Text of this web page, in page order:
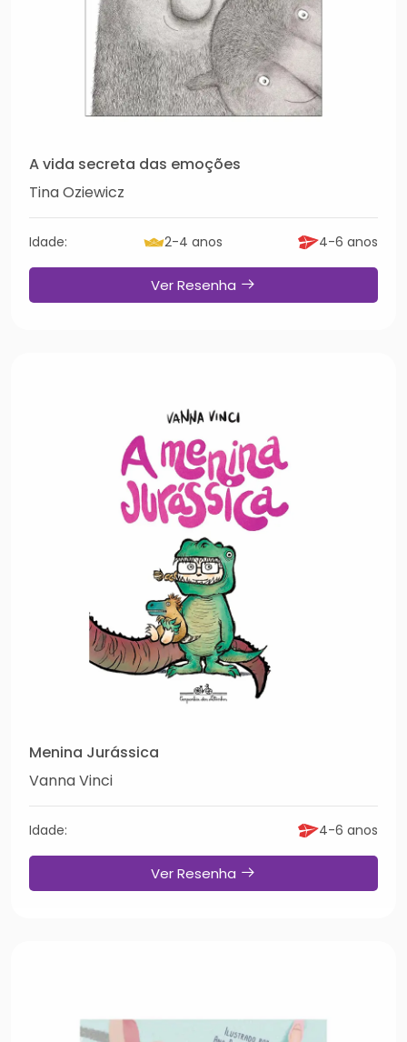
A vida secreta das emoções
Tina Oziewicz
Idade: 2-4 anos 4-6 anos
Ver Resenha
Menina Jurássica
Vanna Vinci
Idade: 4-6 anos
Ver Resenha